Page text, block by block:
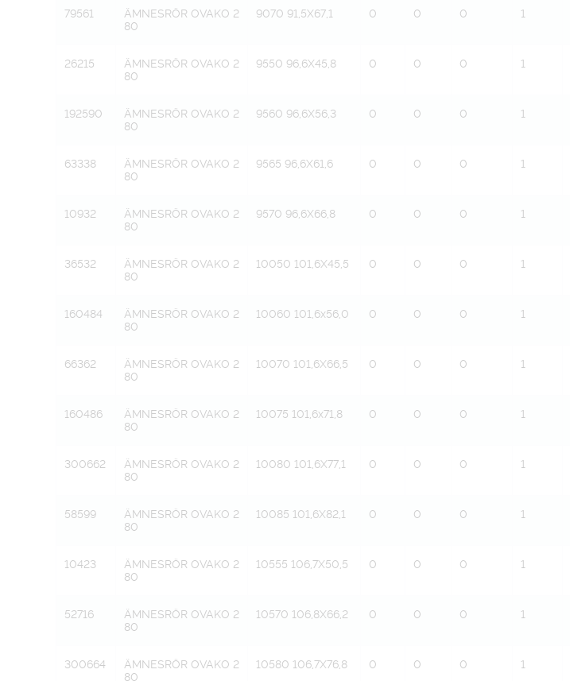
79561
ÄMNESRÖR OVAKO 2
80
9070 91,5X67,1 0 0 0 1
26215
ÄMNESRÖR OVAKO 2
80
9550 96,6X45,8 0 0 0 1
192590
ÄMNESRÖR OVAKO 2
80
9560 96,6X56,3 0 0 0 1
63338
ÄMNESRÖR OVAKO 2
80
9565 96,6X61,6 0 0 0 1
10932
ÄMNESRÖR OVAKO 2
80
9570 96,6X66,8 0 0 0 1
36532
ÄMNESRÖR OVAKO 2
80
10050 101,6X45,5 0 0 0 1
160484
ÄMNESRÖR OVAKO 2
80
10060 101,6x56,0 0 0 0 1
66362
ÄMNESRÖR OVAKO 2
80
10070 101,6X66,5 0 0 0 1
160486
ÄMNESRÖR OVAKO 2
80
10075 101,6x71,8 0 0 0 1
300662
ÄMNESRÖR OVAKO 2
80
10080 101,6X77,1 0 0 0 1
58599
ÄMNESRÖR OVAKO 2
80
10085 101,6X82,1 0 0 0 1
10423
ÄMNESRÖR OVAKO 2
80
10555 106,7X50,5 0 0 0 1
52716
ÄMNESRÖR OVAKO 2
80
10570 106,8X66,2 0 0 0 1
300664
ÄMNESRÖR OVAKO 2
80
10580 106,7X76,8 0 0 0 1